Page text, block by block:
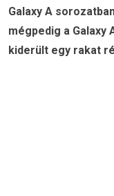
Galaxy A
mégpedig a Galaxy
kiderült egy rakat